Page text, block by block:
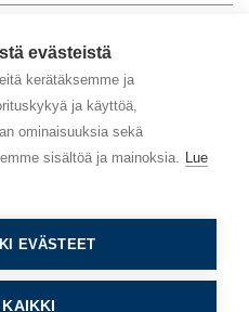
evästeistä
kerätäksemme ja
ja käyttöä,
ominaisuuksia sekä
sisältöä ja mainoksia. Lue
EVÄSTEET